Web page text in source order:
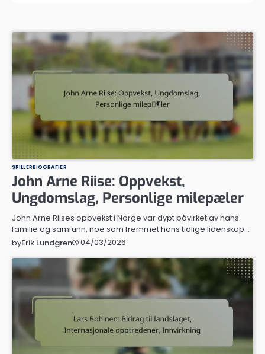
SPILLERBIOGRAFIER
John Arne Riise: Oppvekst,
Ungdomslag, Personlige milepæler
John Arne Riises oppvekst i Norge var dypt påvirket av hans
familie og samfunn, noe som fremmet hans tidlige lidenskap…
byErik Lundgren 04/03/2026